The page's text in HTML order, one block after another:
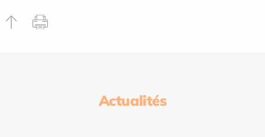
Actualités